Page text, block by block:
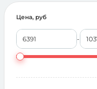
Цена, руб
-